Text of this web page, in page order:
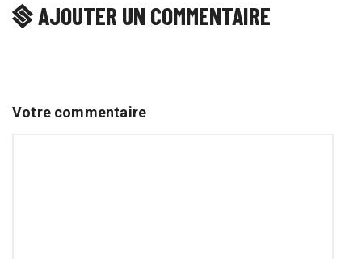
AJOUTER UN COMMENTAIRE
Votre commentaire